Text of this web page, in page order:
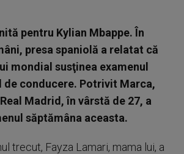
pentru Kylian Mbappe. În
presa spaniolă a relatat că
mondial susţinea examenul
de conducere. Potrivit Marca,
Madrid, în vârstă de 27, a
săptămâna aceasta.
trecut, Fayza Lamari, mama lui, a